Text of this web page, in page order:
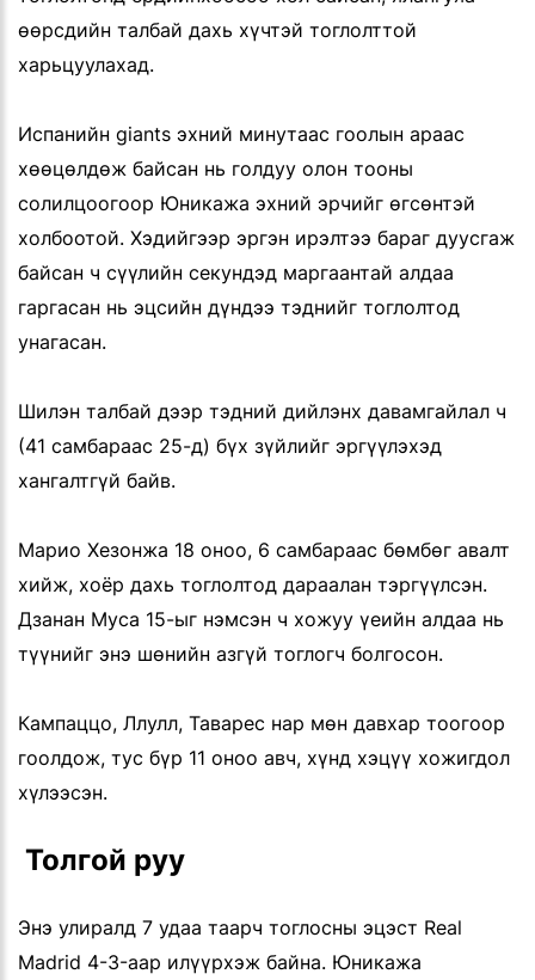
өөрсдийн талбай дахь хүчтэй тоглолттой
харьцуулахад.
Испанийн giants эхний минутаас гоолын араас
хөөцөлдөж байсан нь голдуу олон тооны
солилцоогоор Юникажа эхний эрчийг өгсөнтэй
холбоотой. Хэдийгээр эргэн ирэлтээ бараг дуусгаж
байсан ч сүүлийн секундэд маргаантай алдаа
гаргасан нь эцсийн дүндээ тэднийг тоглолтод
унагасан.
Шилэн талбай дээр тэдний дийлэнх давамгайлал ч
(41 самбараас 25-д) бүх зүйлийг эргүүлэхэд
хангалтгүй байв.
Марио Хезонжа 18 оноо, 6 самбараас бөмбөг авалт
хийж, хоёр дахь тоглолтод дараалан тэргүүлсэн.
Дзанан Муса 15-ыг нэмсэн ч хожуу үеийн алдаа нь
түүнийг энэ шөнийн азгүй тоглогч болгосон.
Кампаццо, Ллулл, Таварес нар мөн давхар тоогоор
гоолдож, тус бүр 11 оноо авч, хүнд хэцүү хожигдол
хүлээсэн.
Толгой руу
Энэ улиралд 7 удаа таарч тоглосны эцэст Real
Madrid 4-3-аар илүүрхэж байна. Юникажа